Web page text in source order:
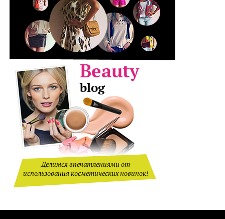
Делимся впечатлениями от
использования косметических новинок!